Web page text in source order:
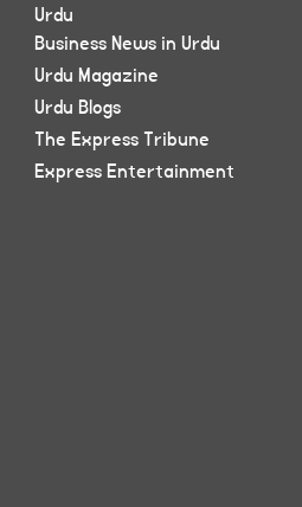
Urdu
Business News in Urdu
Urdu Magazine
Urdu Blogs
The Express Tribune
Express Entertainment